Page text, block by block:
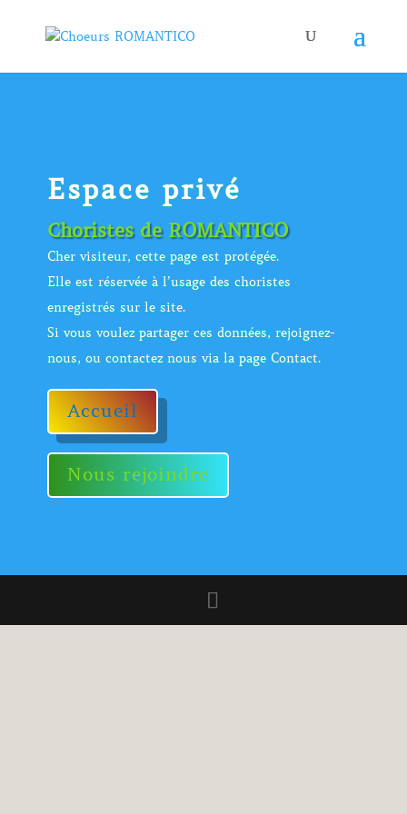
Espace privé
Choristes de ROMANTICO
Cher visiteur, cette page est protégée.
Elle est réservée à l’usage des choristes
enregistrés sur le site.
Si vous voulez partager ces données, rejoignez-
nous, ou contactez nous via la page Contact.
Accueil
Nous rejoindre